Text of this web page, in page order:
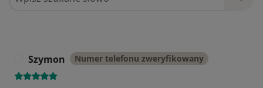
Szymon Numer telefonu zweryfikowany